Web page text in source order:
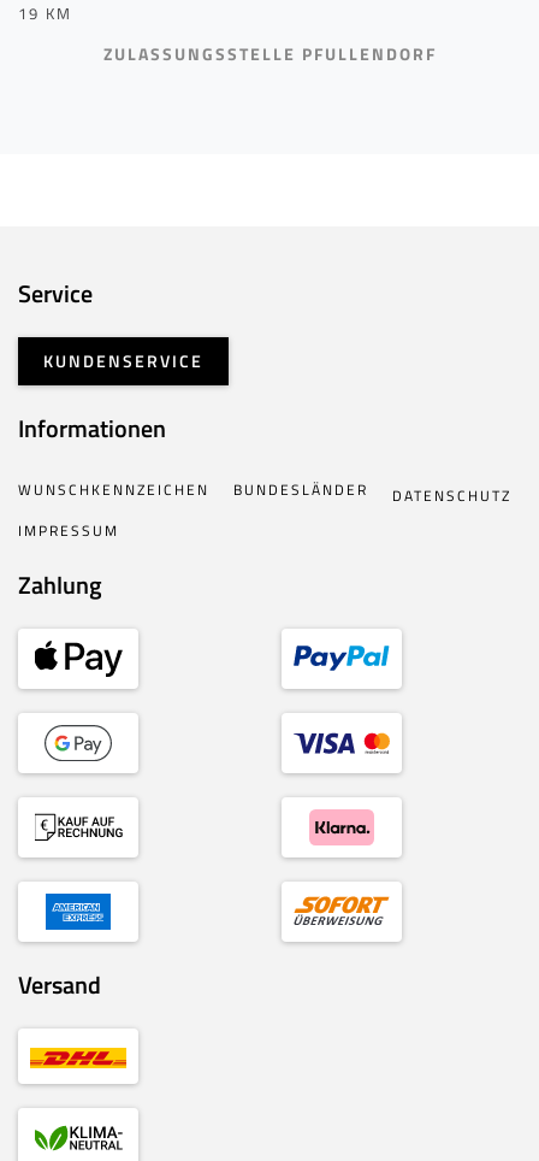
19 KM
ZULASSUNGSSTELLE PFULLENDORF
Service
KUNDENSERVICE
Informationen
WUNSCHKENNZEICHEN BUNDESLÄNDER
DATENSCHUTZ
IMPRESSUM
Zahlung
Versand